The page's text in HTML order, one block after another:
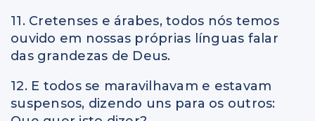
11. Cretenses e árabes, todos nós temos
ouvido em nossas próprias línguas falar
das grandezas de Deus.
12. E todos se maravilhavam e estavam
suspensos, dizendo uns para os outros: